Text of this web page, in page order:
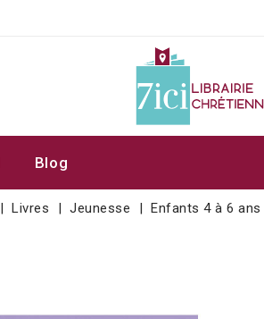
Blog
Livres Jeunesse Enfants 4 à 6 ans